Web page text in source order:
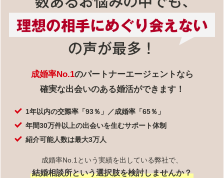
成婚率No.1のパートナーエージェントなら
確実な出会いのある婚活ができます！
1年以内の交際率「93％」／成婚率「65％」
年間30万件以上の出会いを生むサポート体制
紹介可能人数は最大3万人
成婚率No.1という実績を出している弊社で、
結婚相談所という選択肢を検討しませんか？